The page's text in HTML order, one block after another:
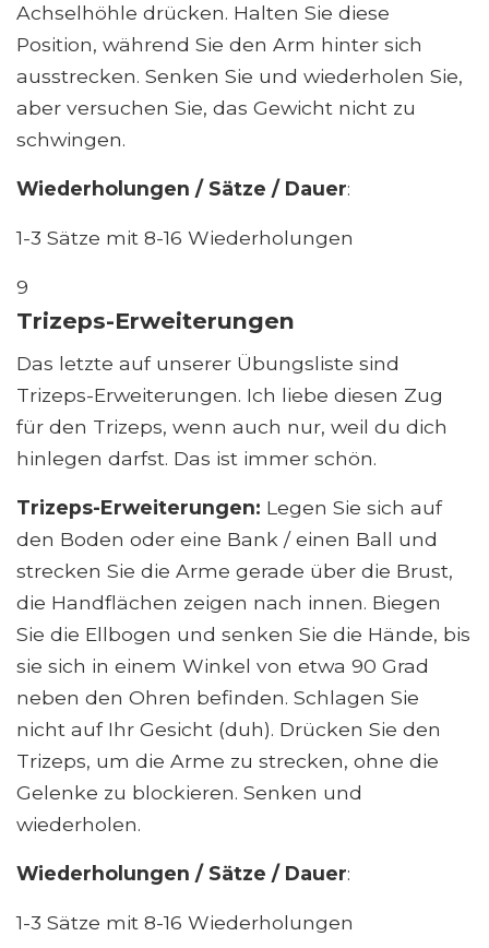
Achselhöhle drücken. Halten Sie diese
Position, während Sie den Arm hinter sich
ausstrecken. Senken Sie und wiederholen Sie,
aber versuchen Sie, das Gewicht nicht zu
schwingen.
Wiederholungen / Sätze / Dauer:
1-3 Sätze mit 8-16 Wiederholungen
9
Trizeps-Erweiterungen
Das letzte auf unserer Übungsliste sind
Trizeps-Erweiterungen. Ich liebe diesen Zug
für den Trizeps, wenn auch nur, weil du dich
hinlegen darfst. Das ist immer schön.
Trizeps-Erweiterungen: Legen Sie sich auf
den Boden oder eine Bank / einen Ball und
strecken Sie die Arme gerade über die Brust,
die Handflächen zeigen nach innen. Biegen
Sie die Ellbogen und senken Sie die Hände, bis
sie sich in einem Winkel von etwa 90 Grad
neben den Ohren befinden. Schlagen Sie
nicht auf Ihr Gesicht (duh). Drücken Sie den
Trizeps, um die Arme zu strecken, ohne die
Gelenke zu blockieren. Senken und
wiederholen.
Wiederholungen / Sätze / Dauer:
1-3 Sätze mit 8-16 Wiederholungen